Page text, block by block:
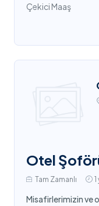
Çekici Maaş
Otel
Tam Zamanlı
Misafirlerimizin ve